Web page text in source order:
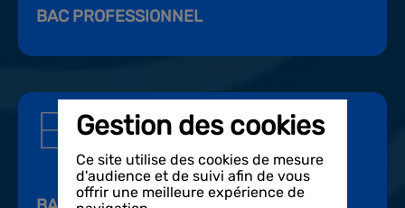
BAC PROFESSIONNEL
Gestion des cookies
Ce site utilise des cookies de mesure
d'audience et de suivi afin de vous
offrir une meilleure expérience de